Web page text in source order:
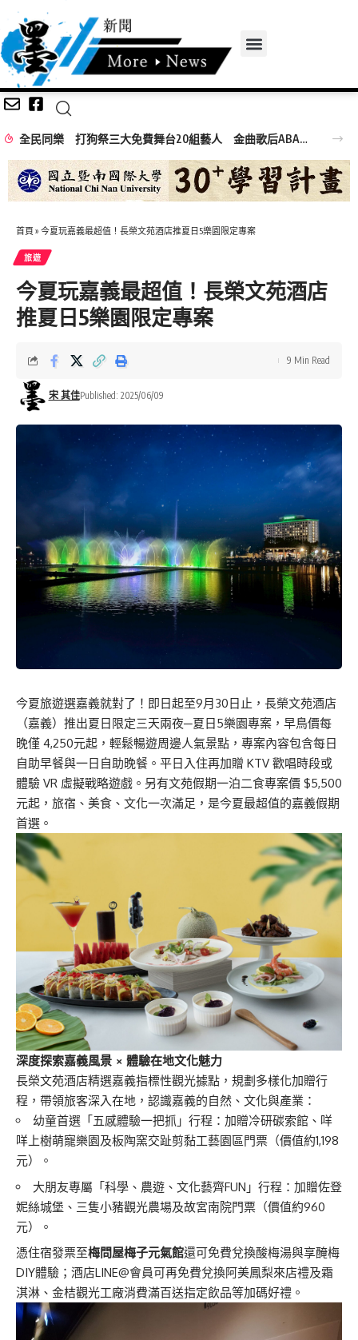
全民同樂 打狗祭三大免費舞台20組藝人 金曲歌后ABAO阿爆、布拉瑞揚舞團熱力引爆
首頁 » 今夏玩嘉義最超值！長榮文苑酒店推夏日5樂園限定專案
旅遊
今夏玩嘉義最超值！長榮文苑酒店
推夏日5樂園限定專案
宋 其佳Published: 2025/06/09
9 Min Read
今夏旅遊選嘉義就對了！即日起至9月30日止，長榮文苑酒店
（嘉義）推出夏日限定三天兩夜─夏日5樂園專案，早鳥價每
晚僅 4,250元起，輕鬆暢遊周邊人氣景點，專案內容包含每日
自助早餐與一日自助晚餐。平日入住再加贈 KTV 歡唱時段或
體驗 VR 虛擬戰略遊戲。另有文苑假期一泊二食專案價 $5,500
元起，旅宿、美食、文化一次滿足，是今夏最超值的嘉義假期
首選。
深度探索嘉義風景 × 體驗在地文化魅力
長榮文苑酒店精選嘉義指標性觀光據點，規劃多樣化加贈行
程，帶領旅客深入在地，認識嘉義的自然、文化與產業：
幼童首選「五感體驗一把抓」行程：加贈冷研碳索館、咩
咩上樹萌寵樂園及板陶窯交趾剪黏工藝園區門票（價值約1,198
元）。
大朋友專屬「科學、農遊、文化藝齊FUN」行程：加贈佐登
妮絲城堡、三隻小豬觀光農場及故宮南院門票（價值約960
元）。
憑住宿發票至梅問屋梅子元氣館還可免費兌換酸梅湯與享醃梅
DIY體驗；酒店LINE@會員可再免費兌換阿美鳳梨來店禮及霜
淇淋、金桔觀光工廠消費滿百送指定飲品等加碼好禮。